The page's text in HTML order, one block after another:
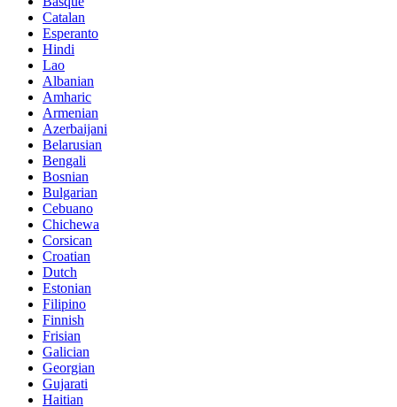
Catalan
Esperanto
Hindi
Lao
Albanian
Amharic
Armenian
Azerbaijani
Belarusian
Bengali
Bosnian
Bulgarian
Cebuano
Chichewa
Corsican
Croatian
Dutch
Estonian
Filipino
Finnish
Frisian
Galician
Georgian
Gujarati
Haitian